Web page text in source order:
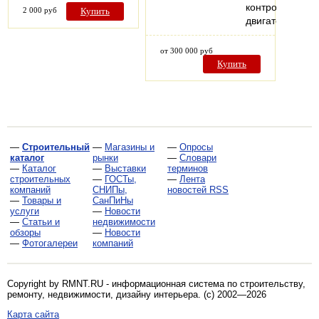
2 000 руб Купить
контроля
двигателя…
от 300 000 руб
Купить
— Строительный
каталог
— Каталог
строительных
компаний
— Товары и
услуги
— Статьи и
обзоры
— Фотогалереи
— Магазины и
рынки
— Выставки
— ГОСТы,
СНИПы,
СанПиНы
— Новости
недвижимости
— Новости
компаний
— Опросы
— Словари
терминов
— Лента
новостей RSS
Copyright by RMNT.RU - информационная система по строительству,
ремонту, недвижимости, дизайну интерьера. (c) 2002—2026
Карта сайта